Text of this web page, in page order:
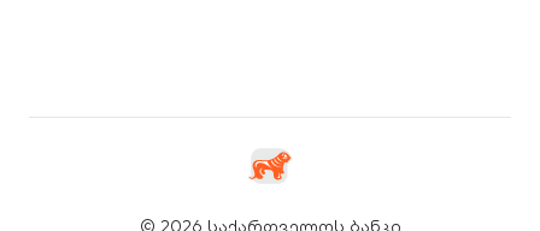
© 2026 საქართველოს ბანკი